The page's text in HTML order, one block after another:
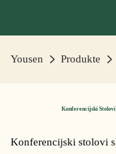
Yousen Produkte
Konferencijski
Konferencijski stolovi